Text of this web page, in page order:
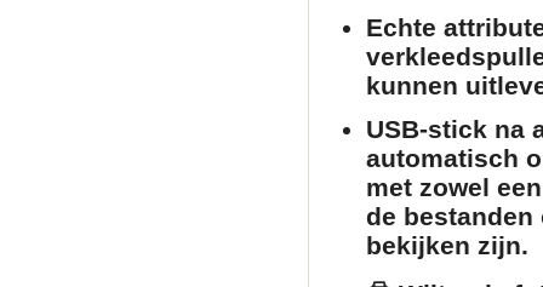
Echte
kunnen
USB-stick na
automatisch
met zowel
de
bekijken zijn.